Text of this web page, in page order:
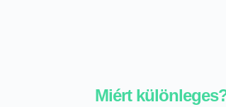
Miért